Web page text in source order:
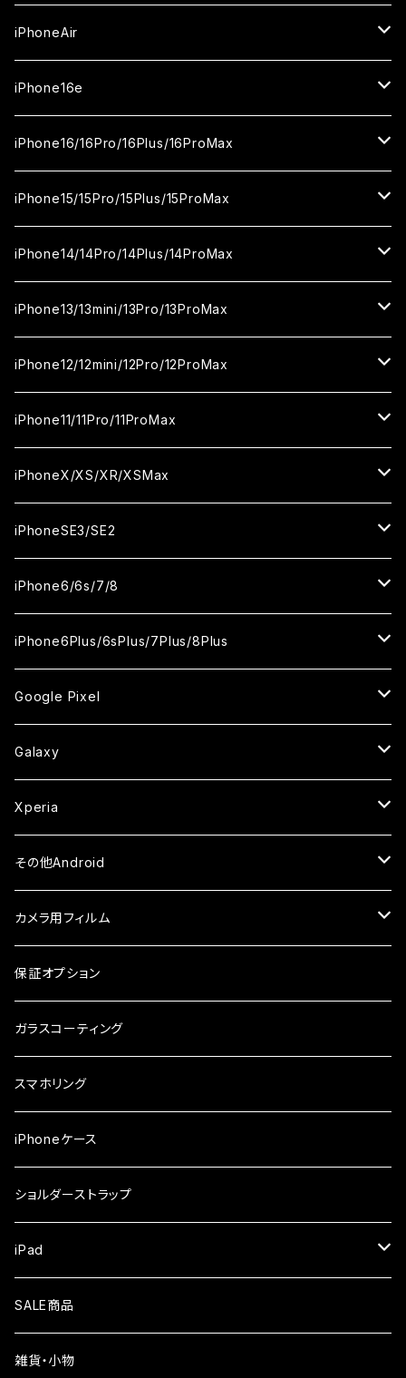
セラミックフィルム
カメラ用フィルム
iPhone17
ガラスフィルム
セラミックフィルム
iPhone17Pro
ガラスフィルム
セラミックフィルム
iPhone17proMax
ガラスフィルム
セラミックフィルム
iPhoneAir
ガラスフィルム
セラミックフィルム
カメラ用フィルム
iPhone16e
ガラスフィルム
セラミックフィルム
カメラ用フィルム
iPhone16/16Pro/16Plus/16ProMax
iPhone16
ガラスフィルム
セラミックフィルム
iPhone16Pro
ガラスフィルム
セラミックフィルム
iPhone16Plus
ガラスフィルム
セラミックフィルム
iPhone16ProMax
ガラスフィルム
セラミックフィルム
iPhone15/15Pro/15Plus/15ProMax
iPhone15
ガラスフィルム
セラミックフィルム
iPhone15Pro
ガラスフィルム
セラミックフィルム
iPhone15Plus
ガラスフィルム
セラミックフィルム
iPhone15ProMax
ガラスフィルム
セラミックフィルム
iPhone14/14Pro/14Plus/14ProMax
iPhone14
ガラスフィルム
セラミックフィルム
iPhone14Pro
ガラスフィルム
セラミックフィルム
iPhone14Plus
ガラスフィルム
セラミックフィルム
iPhone14ProMax
ガラスフィルム
セラミックフィルム
iPhone13/13mini/13Pro/13ProMax
iPhone13/13Pro
ガラスフィルム
セラミックフィルム
iPhone13mini
ガラスフィルム
セラミックフィルム
iPhone13ProMax
ガラスフィルム
セラミックフィルム
iPhone12/12mini/12Pro/12ProMax
iPhone12/12Pro
ガラスフィルム
セラミックフィルム
iPhone12mini
ガラスフィルム
セラミックフィルム
iPhone12ProMax
ガラスフィルム
セラミックフィルム
iPhone11/11Pro/11ProMax
iPhone11
ガラスフィルム
セラミックフィルム
iPhone11Pro
ガラスフィルム
セラミックフィルム
iPhone11Pro Max
ガラスフィルム
セラミックフィルム
iPhoneX/XS/XR/XSMax
iPhoneX
ガラスフィルム
セラミックフィルム
iPhoneXS
ガラスフィルム
セラミックフィルム
iPhoneXR
ガラスフィルム
セラミックフィルム
iPhoneXSMax
ガラスフィルム
セラミックフィルム
iPhoneSE3/SE2
iPhoneSE3
ガラスフィルム
ケース
iPhoneSE2
ガラスフィルム
ケース
iPhone6/6s/7/8
iPhone8
ガラスフィルム
セラミックフィルム
iPhone7
ガラスフィルム
セラミックフィルム
iPhone6s
ガラスフィルム
ケース・カバー
iPhone6
ガラスフィルム
ケース・カバー
iPhone6Plus/6sPlus/7Plus/8Plus
iPhone6Plus
ガラスフィルム
ケース
iPhone6sPlus
ガラスフィルム
ケース
iPhone7Plus
ガラスフィルム
ケース
iPhone8Plus
ガラスフィルム
ケース
Google Pixel
ガラスフィルム
セラミックフィルム
ケース
Galaxy
ガラスフィルム
セラミックフィルム
ケース
Xperia
ガラスフィルム
その他Android
AQUOS
ガラスフィルム
arrows
ガラスフィルム
シンプルスマホ
ガラスフィルム
らくらくスマホ
ガラスフィルム
OPPO
ガラスフィルム
Xiaomi
ガラスフィルム
カメラ用フィルム
iPhone
iPhone17e
iPhone17ProMax
iPhone16
Android
保証オプション
ガラスコーティング
スマホリング
iPhoneケース
ショルダーストラップ
iPad
液晶フィルム
SALE商品
雑貨・小物